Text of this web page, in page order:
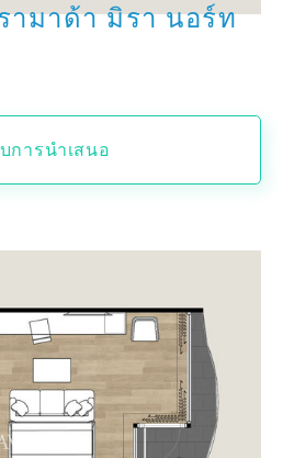
มาด้า มิรา นอร์ท
การนำเสนอ